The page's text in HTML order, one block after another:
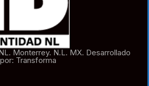
Monterrey. N.L. MX. Desarrollado
por: Transforma